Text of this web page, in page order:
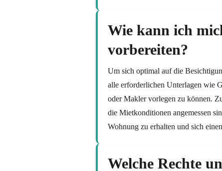
Wie kann ich
vorbereiten?
Um sich optimal auf die
alle erforderlichen Unterlagen wie
oder Makler vorlegen zu können.
die Mietkonditionen angemessen
Wohnung zu erhalten und sich
Welche Rechte